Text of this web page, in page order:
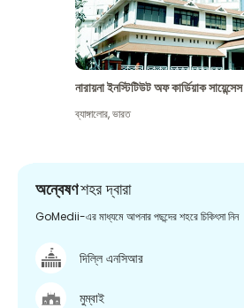
নারায়না ইনস্টিটিউট অফ কার্ডিয়াক সায়েন্সেস
ব্যাঙ্গালোর,ভারত
অন্বেষণশহর দ্বারা
GoMedii-এর মাধ্যমে আপনার পছন্দের শহরে চিকিৎসা নিন
দিল্লি এনসিআর
মুম্বাই